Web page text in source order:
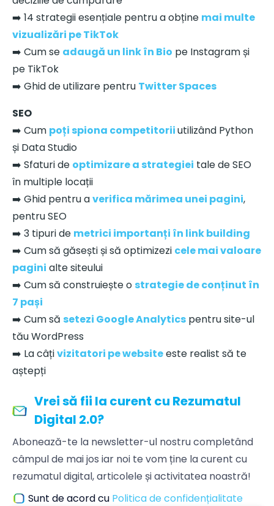
➡️ 14 strategii esențiale pentru a obține mai multe
vizualizări pe TikTok
➡️ Cum se adaugă un link în Bio pe Instagram și
pe TikTok
➡️ Ghid de utilizare pentru Twitter Spaces
SEO
➡️ Cum poți spiona competitoriiutilizând Python
și Data Studio
➡️ Sfaturi de optimizare a strategiei tale de SEO
în multiple locații
➡️ Ghid pentru averifica mărimea unei pagini,
pentru SEO
➡️ 3 tipuri de metrici importanți în link building
➡️ Cum să găsești și să optimizezi cele mai valoare
pagini alte siteului
➡️ Cum să construiește o strategie de conținut în
7 pași
➡️ Cum să setezi Google Analytics pentru site-ul
tău WordPress
➡️ La câțivizitatori pe websiteeste realist să te
aștepți
Vrei să fii la curent cu Rezumatul
Digital 2.0?
Abonează-te la newsletter-ul nostru completând
câmpul de mai jos iar noi te vom ține la curent cu
rezumatul digital, articolele și activitatea noastră!
Sunt de acord cu Politica de confidențialitate